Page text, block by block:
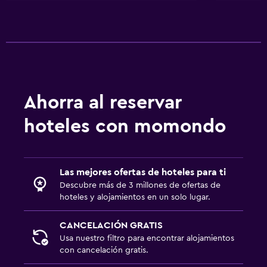
Fax/fotocopiadora
Escritorio
Actividades
Bicicletas
Juegos de mesa/rompecabezas
Ahorra al reservar
hoteles con momondo
Las mejores ofertas de hoteles para ti
Descubre más de 3 millones de ofertas de
hoteles y alojamientos en un solo lugar.
CANCELACIÓN GRATIS
Usa nuestro filtro para encontrar alojamientos
con cancelación gratis.